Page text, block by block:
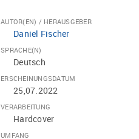
AUTOR(EN) / HERAUSGEBER
Daniel Fischer
SPRACHE(N)
Deutsch
ERSCHEINUNGSDATUM
25,07.2022
VERARBEITUNG
Hardcover
UMFANG